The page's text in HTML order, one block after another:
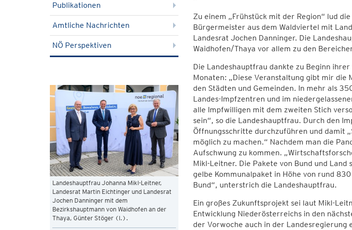
Publikationen
Amtliche Nachrichten
NÖ Perspektiven
Landeshauptfrau Johanna Mikl-Leitner,
Landesrat Martin Eichtinger und Landesrat
Jochen Danninger mit dem
Bezirkshauptmann von Waidhofen an der
Thaya, Günter Stöger (l.).
Zu einem „Frühstück mit der Region“ lud
Bürgermeister aus dem Waldviertel mit
Landesrat Jochen Danninger. Die
Waidhofen/Thaya vor allem zu den
Die Landeshauptfrau dankte zu Beginn
Monaten: „Diese Veranstaltung gibt mir die
den Städten und Gemeinden. In mehr als
Landes-Impfzentren und im
alle Impfwilligen mit dem zweiten Stich
sein“, so die Landeshauptfrau. Durch den
Öffnungsschritte durchzuführen und damit
möglich zu machen.“ Nachdem man die
Aufschwung zu kommen.
Mikl-Leitner. Die Pakete von Bund und
gelbe Kommunalpaket in Höhe von rund
Bund“, unterstrich die Landeshauptfrau.
Ein großes Zukunftsprojekt sei laut Mikl-
Entwicklung Niederösterreichs in den
der Vorwoche auch in der Landesregierung